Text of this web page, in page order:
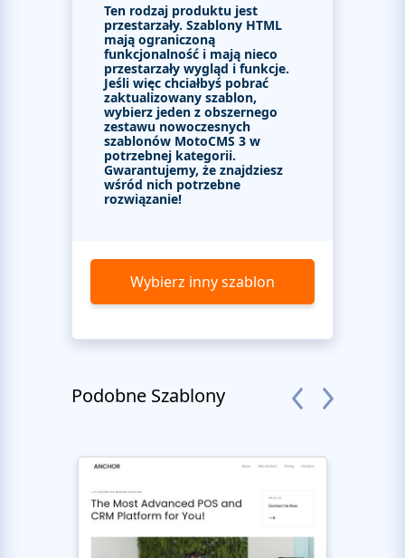
Ten rodzaj produktu jest
przestarzały. Szablony HTML
mają ograniczoną
funkcjonalność i mają nieco
przestarzały wygląd i funkcje.
Jeśli więc chciałbyś pobrać
zaktualizowany szablon,
wybierz jeden z obszernego
zestawu nowoczesnych
szablonów MotoCMS 3 w
potrzebnej kategorii.
Gwarantujemy, że znajdziesz
wśród nich potrzebne
rozwiązanie!
Wybierz inny szablon
Podobne Szablony